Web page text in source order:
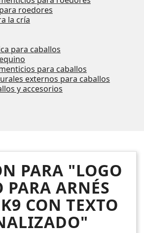
roedores
la cría
para caballos
para caballos
externos para caballos
y accesorios
PARA "LOGO
PARA ARNÉS
CON TEXTO